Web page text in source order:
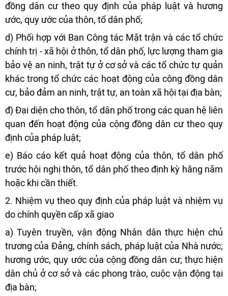
đồng dân cư theo quy định của pháp luật và hương
ước, quy ước của thôn, tổ dân phố;
d) Phối hợp với Ban Công tác Mặt trận và các tổ chức
chính trị - xã hội ở thôn, tổ dân phố, lực lượng tham gia
bảo vệ an ninh, trật tự ở cơ sở và các tổ chức tự quản
khác trong tổ chức các hoạt động của cộng đồng dân
cư, bảo đảm an ninh, trật tự, an toàn xã hội tại địa bàn;
đ) Đại diện cho thôn, tổ dân phố trong các quan hệ liên
quan đến hoạt động của cộng đồng dân cư theo quy
định của pháp luật;
e) Báo cáo kết quả hoạt động của thôn, tổ dân phố
trước hội nghị thôn, tổ dân phố theo định kỳ hằng năm
hoặc khi cần thiết.
2. Nhiệm vụ theo quy định của pháp luật và nhiệm vụ
do chính quyền cấp xã giao
a) Tuyên truyền, vận động Nhân dân thực hiện chủ
trương của Đảng, chính sách, pháp luật của Nhà nước;
hương ước, quy ước của cộng đồng dân cư; thực hiện
dân chủ ở cơ sở và các phong trào, cuộc vận động tại
địa bàn;